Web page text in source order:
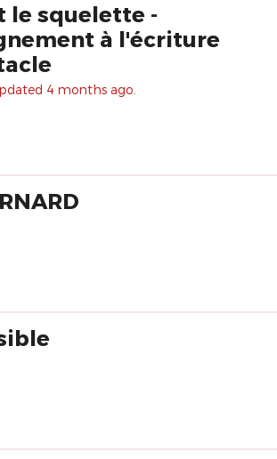
le squelette -
à l'écriture
4 months ago.